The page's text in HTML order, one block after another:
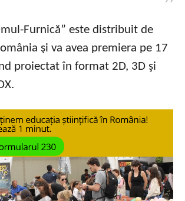
Furnică” este distribuit de
şi va avea premiera pe 17
proiectat în format 2D, 3D şi